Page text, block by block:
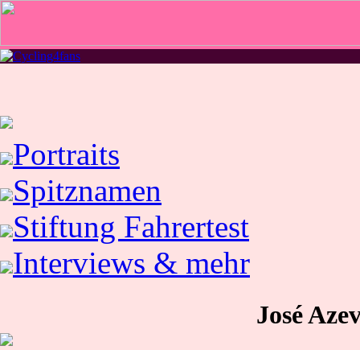
Portraits
Spitznamen
Stiftung Fahrertest
Interviews & mehr
José